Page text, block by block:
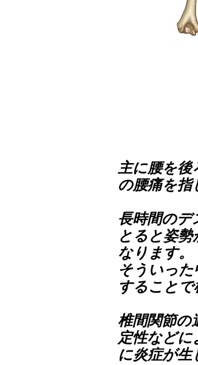
主に腰を
の腰痛を指
長時間の
とると姿
なります。
そういっ
することで
椎間関節の
定性などに
に炎症が生